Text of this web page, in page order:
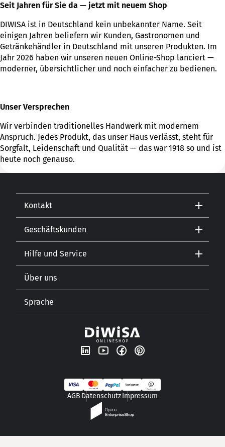
Seit Jahren für Sie da — jetzt mit neuem Shop
DIWISA ist in Deutschland kein unbekannter Name. Seit
einigen Jahren beliefern wir Kunden, Gastronomen und
Getränkehändler in Deutschland mit unseren Produkten. Im
Jahr 2026 haben wir unseren neuen Online-Shop lanciert —
moderner, übersichtlicher und noch einfacher zu bedienen.
Unser Versprechen
Wir verbinden traditionelles Handwerk mit modernem
Anspruch. Jedes Produkt, das unser Haus verlässt, steht für
Sorgfalt, Leidenschaft und Qualität — das war 1918 so und ist
heute noch genauso.
Kontakt
Öffnungszeiten
Geschäftskunden
Gastronomie
Getränkehandel
Lebensmitteleinzelhandel
Hilfe und Service
Versand und Zahlungsarten
Newsletter
Über uns
Unsere Geschichte
Sprache
AGB DatenschutzImpressum